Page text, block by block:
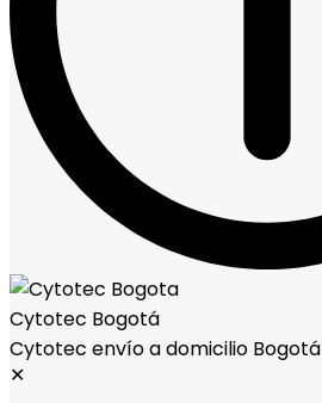
Cytotec Bogotá
Cytotec envío a domicilio Bogotá
✕